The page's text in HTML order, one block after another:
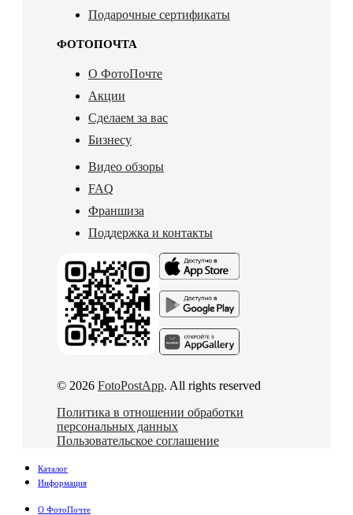
Подарочные сертификаты
ФОТОПОЧТА
О ФотоПочте
Акции
Сделаем за вас
Бизнесу
Видео обзоры
FAQ
Франшиза
Поддержка и контакты
© 2026 FotoPostApp. All rights reserved
Политика в отношении обработки
персональных данных
Пользовательское соглашение
Каталог
Информация
О ФотоПочте